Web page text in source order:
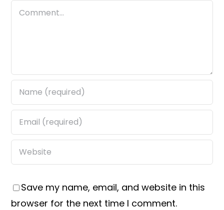
Comment
Save my name, email, and website in this
browser for the next time I comment.